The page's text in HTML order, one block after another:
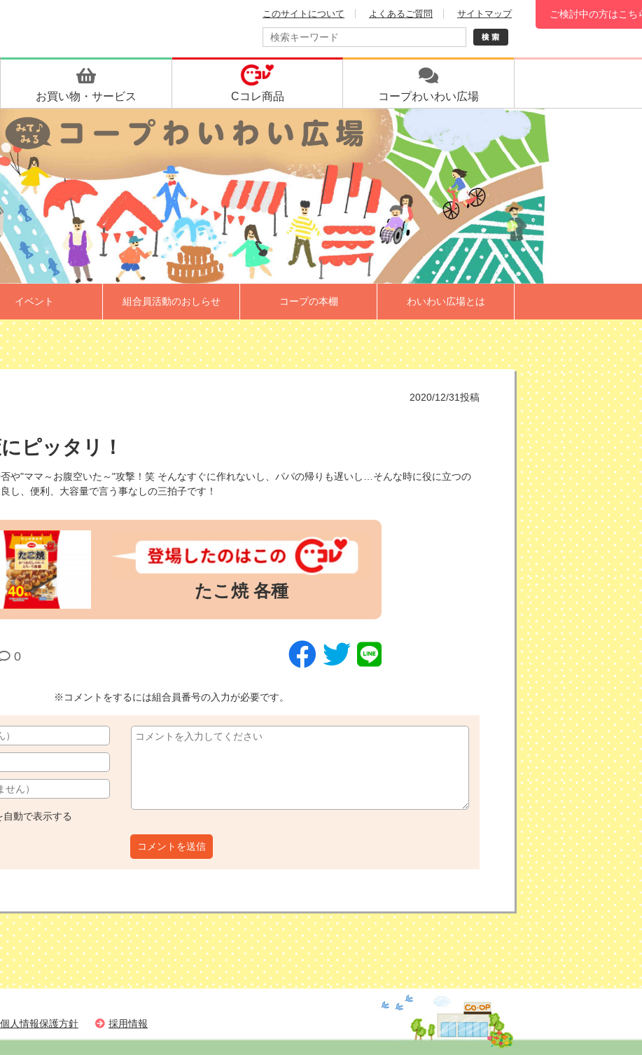
このサイトについて よくあるご質問 サイトマップ ご検討中の方はこち
お買い物・ サービス Cコレ商品 コープわいわい広場
イベント 組合員活動のおしらせ コープの本棚 わいわい広場とは
2020/12/31投稿
ピッタリ！
や"ママ～お腹空いた～"攻撃！笑 そんなすぐに作れないし、パパの帰りも遅いし…そんな時に役に立つの
し、便利、大容量で言う事なしの三拍子です！
たこ焼 各種
0
※コメントをするには組合員番号の入力が必要です。
動で表示する
コメントを送信
個人情報保護方針 採用情報